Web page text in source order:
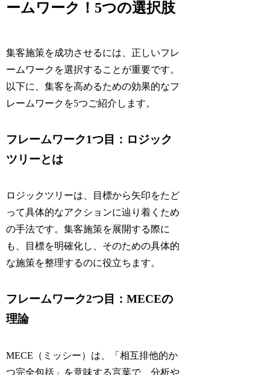
ームワーク！5つの選択肢
集客施策を成功させるには、正しいフレ
ームワークを選択することが重要です。
以下に、集客を高めるための効果的なフ
レームワークを5つご紹介します。
フレームワーク1つ目：ロジック
ツリーとは
ロジックツリーは、目標から矢印をたど
って具体的なアクションに辿り着くため
の手法です。集客施策を展開する際に
も、目標を明確化し、そのための具体的
な施策を整理するのに役立ちます。
フレームワーク2つ目：MECEの
理論
MECE（ミッシー）は、「相互排他的か
つ完全包括」を意味する言葉で、分析や